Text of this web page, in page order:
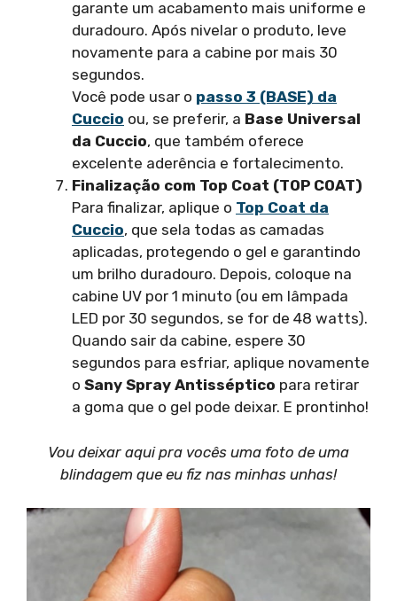
garante um acabamento mais uniforme e
duradouro. Após nivelar o produto, leve
novamente para a cabine por mais 30
segundos.
Você pode usar o passo 3 (BASE) da
Cuccio ou, se preferir, a Base Universal
da Cuccio, que também oferece
excelente aderência e fortalecimento.
Finalização com Top Coat (TOP COAT)
Para finalizar, aplique o Top Coat da
Cuccio, que sela todas as camadas
aplicadas, protegendo o gel e garantindo
um brilho duradouro. Depois, coloque na
cabine UV por 1 minuto (ou em lâmpada
LED por 30 segundos, se for de 48 watts).
Quando sair da cabine, espere 30
segundos para esfriar, aplique novamente
o Sany Spray Antisséptico para retirar
a goma que o gel pode deixar. E prontinho!
Vou deixar aqui pra vocês uma foto de uma
blindagem que eu fiz nas minhas unhas!